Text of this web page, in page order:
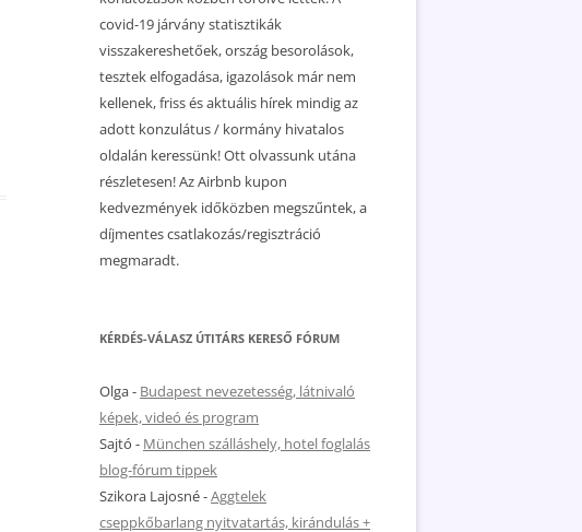
covid-19 járvány statisztikák
visszakereshetőek, ország besorolások,
tesztek elfogadása, igazolások már nem
kellenek, friss és aktuális hírek mindig az
adott konzulátus / kormány hivatalos
oldalán keressünk! Ott olvassunk utána
részletesen! Az Airbnb kupon
kedvezmények időközben megszűntek, a
díjmentes csatlakozás/regisztráció
megmaradt.
KÉRDÉS-VÁLASZ ÚTITÁRS KERESŐ FÓRUM
Olga- Budapest nevezetesség, látnivaló
képek, videó és program
Sajtó - München szálláshely, hotel foglalás
blog-fórum tippek
Szikora Lajosné-Aggtelek
cseppkőbarlang nyitvatartás, kirándulás +